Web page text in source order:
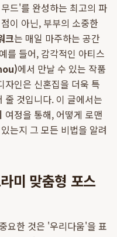
드'를 완성하는 최고의 파
이 아닌, 부부의 소중한
크는 매일 마주하는 공간
를 들어, 감각적인 아티스
에서 만날 수 있는 작품
자인은 신혼집을 더욱 특
줄 것입니다. 이 글에서는
여정을 통해, 어떻게 로맨
는지 그 모든 비법을 알려
미 맞춤형 포스
요한 것은 '우리다움'을 표